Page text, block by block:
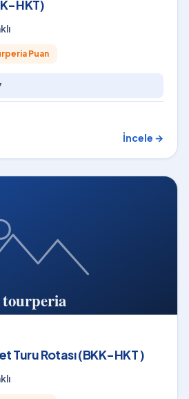
HKT)
Puan
İncele →
Turu Rotası (BKK-HKT )